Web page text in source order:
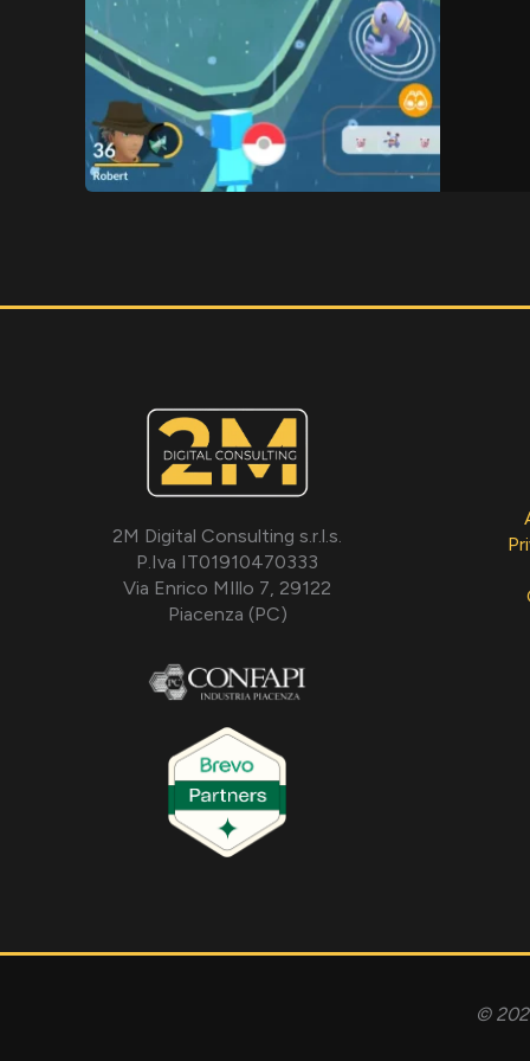
2M Digital Consulting s.r.l.s.
P.Iva IT01910470333
Via Enrico MIllo 7, 29122
Piacenza (PC)
©